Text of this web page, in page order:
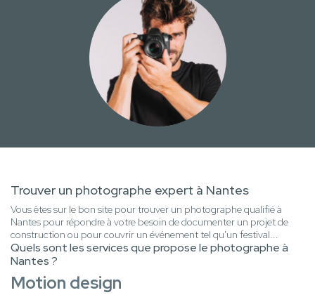
Trouver un photographe expert à Nantes
Vous êtes sur le bon site pour trouver un photographe qualifié à
Nantes pour répondre à votre besoin de documenter un projet de
construction ou pour couvrir un événement tel qu'un festival...
Quels sont les services que propose le photographe à
Nantes ?
Motion design